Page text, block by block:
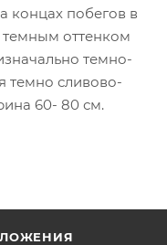
концах побегов в
темным оттенком
темно-
темно сливово-
60- 80 см.